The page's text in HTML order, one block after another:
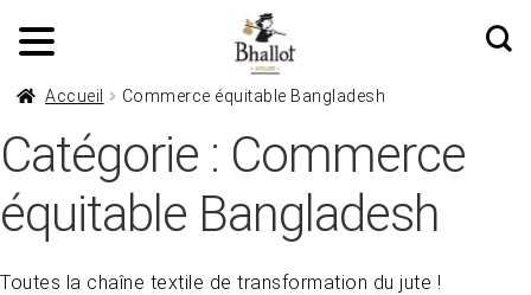
Accueil Commerce équitable Bangladesh
Catégorie : Commerce
équitable Bangladesh
Toutes la chaîne textile de transformation du jute !